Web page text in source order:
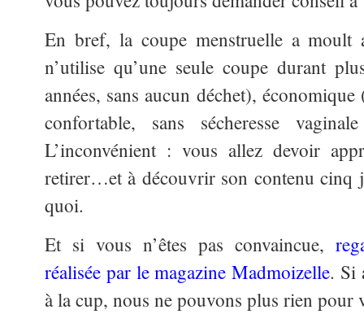
En bref, la coupe menstruelle a moult
n’utilise qu’une seule coupe durant
années, sans aucun déchet),
confortable, sans sécheresse
L’inconvénient : vous allez devoir
retirer…et à découvrir son contenu cinq
quoi.
Et si vous n’êtes pas convaincue, r
réalisée par le magazine Madmoizelle. Si
à la cup, nous ne pouvons plus rien pour